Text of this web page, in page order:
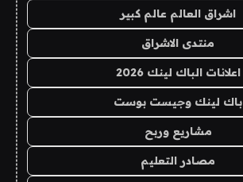
اشراق العالم عالم كبير
منتدى الاشراق
اعلانات الباك لينك 2026
باك لينك وجيست بوست
مشاريع وربح
مصادر التعليم